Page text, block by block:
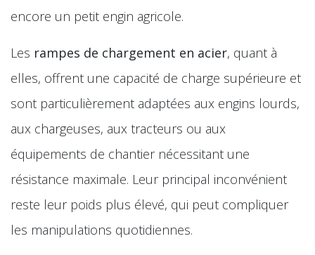
encore un petit engin agricole.
Les rampes de chargement en acier, quant à
elles, offrent une capacité de charge supérieure et
sont particulièrement adaptées aux engins lourds,
aux chargeuses, aux tracteurs ou aux
équipements de chantier nécessitant une
résistance maximale. Leur principal inconvénient
reste leur poids plus élevé, qui peut compliquer
les manipulations quotidiennes.